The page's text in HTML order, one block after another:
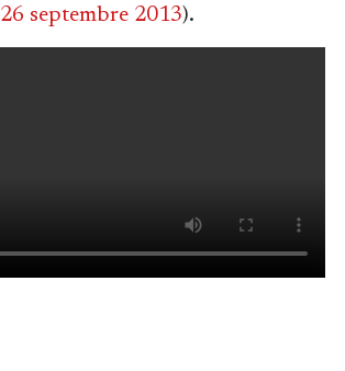
26 septembre 2013).